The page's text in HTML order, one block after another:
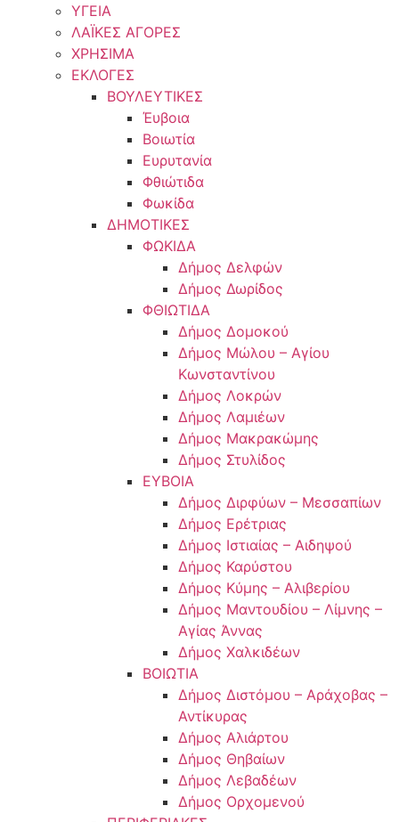
ΥΓΕΙΑ
ΛΑΪΚΕΣ ΑΓΟΡΕΣ
ΧΡΗΣΙΜΑ
ΕΚΛΟΓΕΣ
ΒΟΥΛΕΥΤΙΚΕΣ
Έυβοια
Βοιωτία
Ευρυτανία
Φθιώτιδα
Φωκίδα
ΔΗΜΟΤΙΚΕΣ
ΦΩΚΙΔΑ
Δήμος Δελφών
Δήμος Δωρίδος
ΦΘΙΩΤΙΔΑ
Δήμος Δομοκού
Δήμος Μώλου – Αγίου
Κωνσταντίνου
Δήμος Λοκρών
Δήμος Λαμιέων
Δήμος Μακρακώμης
Δήμος Στυλίδος
ΕΥΒΟΙΑ
Δήμος Διρφύων – Μεσσαπίων
Δήμος Ερέτριας
Δήμος Ιστιαίας – Αιδηψού
Δήμος Καρύστου
Δήμος Κύμης – Αλιβερίου
Δήμος Μαντουδίου – Λίμνης –
Αγίας Άννας
Δήμος Χαλκιδέων
ΒΟΙΩΤΙΑ
Δήμος Διστόμου – Αράχοβας –
Αντίκυρας
Δήμος Αλιάρτου
Δήμος Θηβαίων
Δήμος Λεβαδέων
Δήμος Ορχομενού